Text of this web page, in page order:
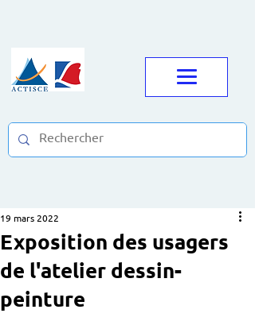
Exposition des usagers
de l'atelier dessin-
peinture
19 mars 2022